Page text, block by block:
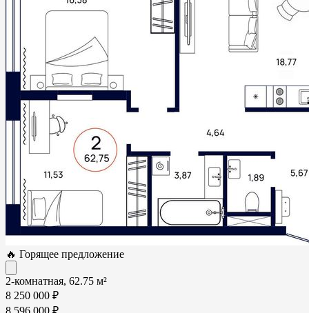
🔥 Горящее предложение
2-комнатная, 62.75 м²
8 250 000 ₽
8 596 000 ₽